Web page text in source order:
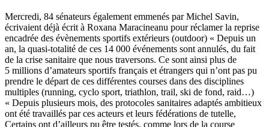
Mercredi, 84 sénateurs également emmenés par Michel Savin,
écrivaient déjà écrit à Roxana Maracineanu pour réclamer la reprise
encadrée des évènements sportifs extérieurs (outdoor) « Depuis un
an, la quasi-totalité de ces 14 000 événements sont annulés, du fait
de la crise sanitaire que nous traversons. Ce sont ainsi plus de
5 millions d’amateurs sportifs français et étrangers qui n’ont pas pu
prendre le départ de ces différentes courses dans des disciplines
multiples (running, cyclo sport, triathlon, trail, ski de fond, raid…)
« Depuis plusieurs mois, des protocoles sanitaires adaptés ambitieux
ont été travaillés par ces acteurs et leurs fédérations de tutelle,
Certains ont d’ailleurs pu être testés, comme lors de la course